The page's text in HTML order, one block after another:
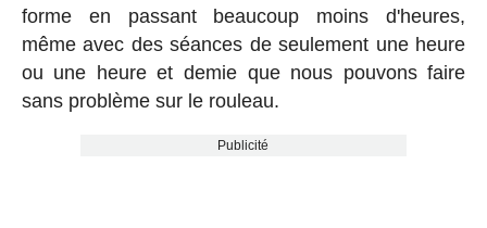
forme en passant beaucoup moins d'heures,
même avec des séances de seulement une heure
ou une heure et demie que nous pouvons faire
sans problème sur le rouleau.
Publicité